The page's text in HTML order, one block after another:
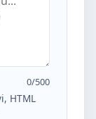
0/500
HTML